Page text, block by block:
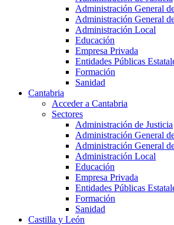
Administración General
Administración General
Administración Local
Educación
Empresa Privada
Entidades Públicas
Formación
Sanidad
Cantabria
Acceder a Cantabria
Sectores
Administración de Justicia
Administración General
Administración General
Administración Local
Educación
Empresa Privada
Entidades Públicas
Formación
Sanidad
Castilla y León